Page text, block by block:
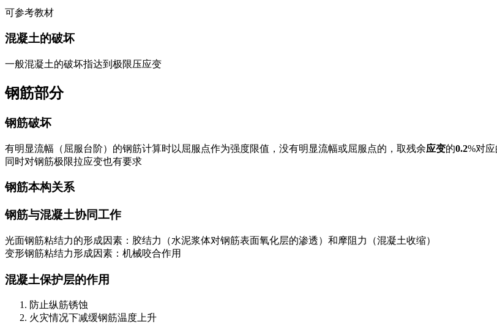
可参考教材
混凝土的破坏
一般混凝土的破坏指达到极限压应变
钢筋部分
钢筋破坏
有明显流幅（屈服台阶）的钢筋计算时以屈服点作为强度限值，没有明显流幅或屈服点的，取残余应变的0.2%对应
同时对钢筋极限拉应变也有要求
钢筋本构关系
钢筋与混凝土协同工作
光面钢筋粘结力的形成因素：胶结力（水泥浆体对钢筋表面氧化层的渗透）和摩阻力（混凝土收缩）
变形钢筋粘结力形成因素：机械咬合作用
混凝土保护层的作用
防止纵筋锈蚀
火灾情况下减缓钢筋温度上升